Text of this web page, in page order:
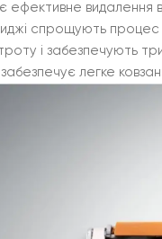
видалення
спрощують процес
і забезпечують
легке